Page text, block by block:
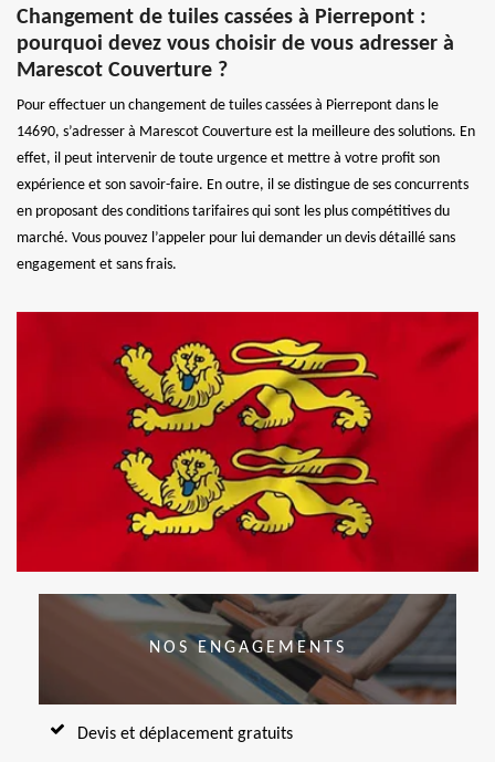
Changement de tuiles cassées à Pierrepont :
pourquoi devez vous choisir de vous adresser à
Marescot Couverture ?
Pour effectuer un changement de tuiles cassées à Pierrepont dans le
14690, s’adresser à Marescot Couverture est la meilleure des solutions. En
effet, il peut intervenir de toute urgence et mettre à votre profit son
expérience et son savoir-faire. En outre, il se distingue de ses concurrents
en proposant des conditions tarifaires qui sont les plus compétitives du
marché. Vous pouvez l’appeler pour lui demander un devis détaillé sans
engagement et sans frais.
NOS ENGAGEMENTS
Devis et déplacement gratuits